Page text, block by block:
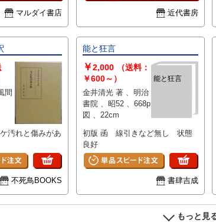
マルダイ書店 近代書房
汚れと傷みがあ
不死鳥BOOKS
能と狂言
能と狂言
￥2,000
（送料：
￥600～）
金井清光 著 、明治
書院 、昭52 、668p
図 、22cm
初版 函 線引きなど無し 状態
良好
書肆吉成
もっと見